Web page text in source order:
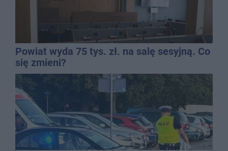
Powiat wyda 75 tys. zł. na salę sesyjną. Co
się zmieni?